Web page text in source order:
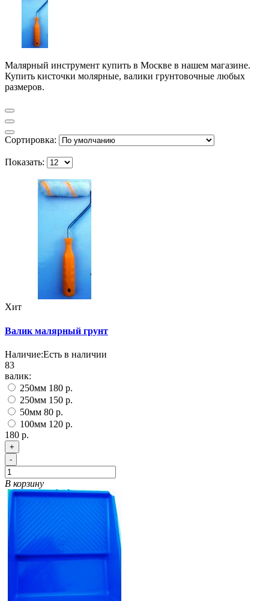
Малярный инструмент купить в Москве в нашем магазине.
Купить кисточки молярные, валики грунтовочные любых
размеров.
Сортировка:
Показать:
Хит
Валик малярный грунт
Наличие:Есть в наличии
83
валик:
250мм 180 р.
250мм 150 р.
50мм 80 р.
100мм 120 р.
180 р.
+
-
В корзину